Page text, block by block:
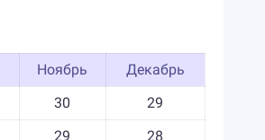
Ноябрь
Декабрь
30
29
29 28